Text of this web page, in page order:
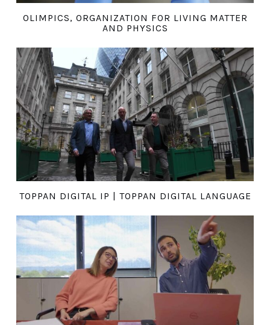
OLIMPICS, ORGANIZATION FOR LIVING MATTER
AND PHYSICS
TOPPAN DIGITAL IP | TOPPAN DIGITAL LANGUAGE